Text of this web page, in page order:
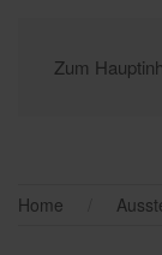
Zum
Home